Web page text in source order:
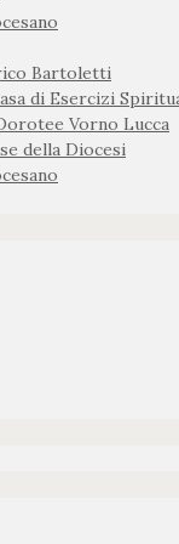
Bartoletti
di Esercizi
Vorno Lucca
della Diocesi